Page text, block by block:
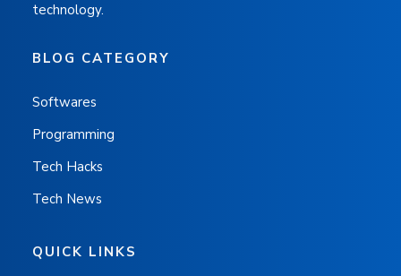
technology.
BLOG CATEGORY
Softwares
Programming
Tech Hacks
Tech News
QUICK LINKS